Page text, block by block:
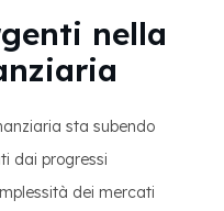
nella
sta subendo
dai progressi
dei mercati